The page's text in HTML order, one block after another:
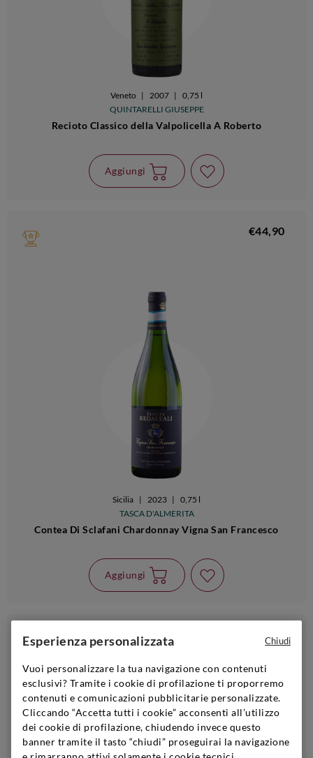
Veneto | 2007 |
0,75 l
QUINTARELLI GIUSEPPE
Recioto Classico della Valpolicella A Roberto
Aggiungi
€44,90
Sicilia | 2023 | 0,75 l
TASCA D'ALMERITA
Contea Di Sclafani Chardonnay Vigna San Francesco
Aggiungi
€18,90
Esperienza personalizzata
Vuoi personalizzare la tua navigazione con contenuti
esclusivi? Tramite i cookie di profilazione ti proporremo
contenuti e comunicazioni pubblicitarie personalizzate.
Cliccando “Accetta tutti i cookie” acconsenti all’utilizzo
dei cookie di profilazione, chiudendo invece questo
banner tramite il tasto “chiudi” proseguirai la navigazione
Chiudi